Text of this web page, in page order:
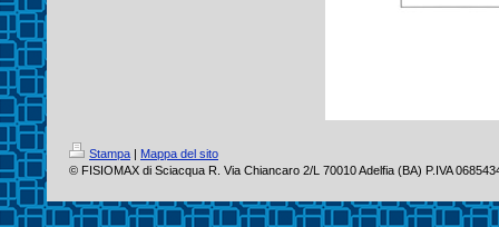
Stampa | Mappa del sito
© FISIOMAX di Sciacqua R. Via Chiancaro 2/L 70010 Adelfia (BA) P.IVA